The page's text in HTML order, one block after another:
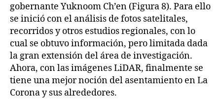
gobernante Yuknoom Ch’en (Figura 8). Para ello
se inició con el análisis de fotos satelitales,
recorridos y otros estudios regionales, con lo
cual se obtuvo información, pero limitada dada
la gran extensión del área de investigación.
Ahora, con las imágenes LiDAR, finalmente se
tiene una mejor noción del asentamiento en La
Corona y sus alrededores.